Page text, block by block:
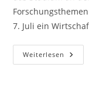
7. Juli ein
Weiterlesen
Vor